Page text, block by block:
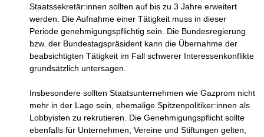
Staatssekretär:innen sollten auf bis zu 3 Jahre erweitert
werden. Die Aufnahme einer Tätigkeit muss in dieser
Periode genehmigungspflichtig sein. Die Bundesregierung
bzw. der Bundestagspräsident kann die Übernahme der
beabsichtigten Tätigkeit im Fall schwerer Interessenkonflikte
grundsätzlich untersagen.
Insbesondere sollten Staatsunternehmen wie Gazprom nicht
mehr in der Lage sein, ehemalige Spitzenpolitiker:innen als
Lobbyisten zu rekrutieren. Die Genehmigungspflicht sollte
ebenfalls für Unternehmen, Vereine und Stiftungen gelten,